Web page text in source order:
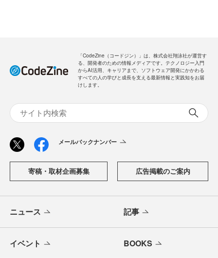
「CodeZine（コードジン）」は、株式会社翔泳社が運営す
る、開発者のための情報メディアです。テクノロジー入門
からAI活用、キャリアまで、ソフトウェア開発にかかわる
すべての人の学びと成長を支える最新情報と実践知をお届
けします。
メールバックナンバー
寄稿・取材企画募集 広告掲載のご案内
ニュース 記事
イベント BOOKS